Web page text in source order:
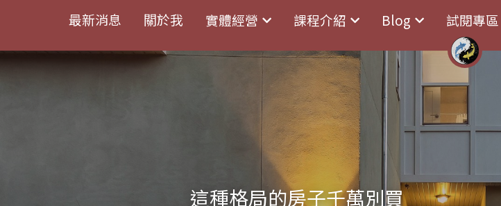
最新消息 關於我 實體經營 課程介紹 Blog 試閱專區
最新消息 關於我 實體經營 課程介紹 Blog 試閱專區
這種格局的房子千萬別買